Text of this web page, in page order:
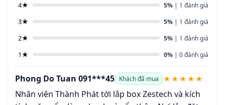
4★ 5% | 1 đánh giá
3★ 5% | 1 đánh giá
2★ 5% | 1 đánh giá
1★ 0% | 0 đánh giá
Phong Do Tuan 091***45 Khách đã mua ★★★★★
Nhân viên Thành Phát tới lắp box Zestech và kích